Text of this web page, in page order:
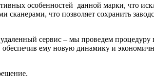
особенностей данной марки, что
сканерами, что позволяет сохранить
сервис – мы проведем
ему новую динамику и